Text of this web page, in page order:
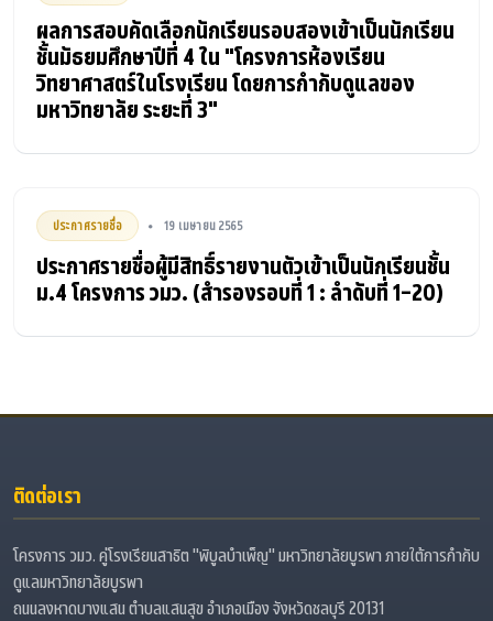
ผลการสอบคัดเลือกนักเรียนรอบสองเข้าเป็นนักเรียน
ชั้นมัธยมศึกษาปีที่ 4 ใน "โครงการห้องเรียน
วิทยาศาสตร์ในโรงเรียน โดยการกำกับดูแลของ
มหาวิทยาลัย ระยะที่ 3"
ประกาศรายชื่อ • 19 เมษายน 2565
ประกาศรายชื่อผู้มีสิทธิ์รายงานตัวเข้าเป็นนักเรียนชั้น
ม.4 โครงการ วมว. (สำรองรอบที่ 1 : ลำดับที่ 1-20)
ติดต่อเรา
โครงการ วมว. คู่โรงเรียนสาธิต "พิบูลบำเพ็ญ" มหาวิทยาลัยบูรพา ภายใต้การกำกับ
ดูแลมหาวิทยาลัยบูรพา
ถนนลงหาดบางแสน ตำบลแสนสุข อำเภอเมือง จังหวัดชลบุรี 20131